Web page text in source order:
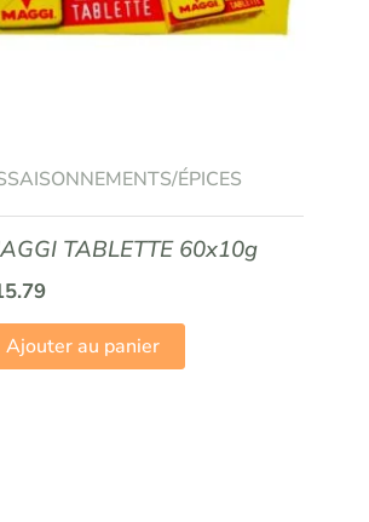
ÉPICES
TABLETTE 60x10g
Ajouter au panier